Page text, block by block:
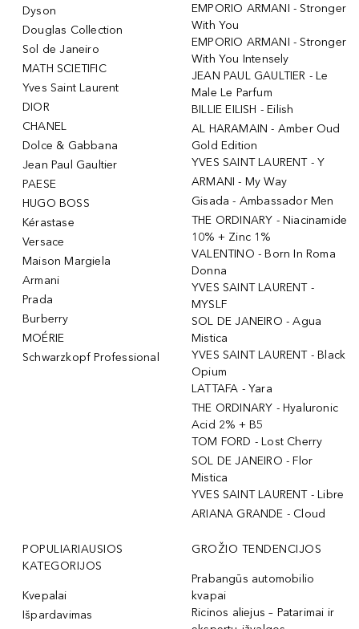
Dyson
Douglas Collection
Sol de Janeiro
MATH SCIETIFIC
Yves Saint Laurent
DIOR
CHANEL
Dolce & Gabbana
Jean Paul Gaultier
PAESE
HUGO BOSS
Kérastase
Versace
Maison Margiela
Armani
Prada
Burberry
MOÉRIE
Schwarzkopf Professional
EMPORIO ARMANI - Stronger
With You
EMPORIO ARMANI - Stronger
With You Intensely
JEAN PAUL GAULTIER - Le
Male Le Parfum
BILLIE EILISH - Eilish
AL HARAMAIN - Amber Oud
Gold Edition
YVES SAINT LAURENT - Y
ARMANI - My Way
Gisada - Ambassador Men
THE ORDINARY - Niacinamide
10% + Zinc 1%
VALENTINO - Born In Roma
Donna
YVES SAINT LAURENT -
MYSLF
SOL DE JANEIRO - Agua
Mistica
YVES SAINT LAURENT - Black
Opium
LATTAFA - Yara
THE ORDINARY - Hyaluronic
Acid 2% + B5
TOM FORD - Lost Cherry
SOL DE JANEIRO - Flor
Mistica
YVES SAINT LAURENT - Libre
ARIANA GRANDE - Cloud
POPULIARIAUSIOS
KATEGORIJOS
Kvepalai
Išpardavimas
GROŽIO TENDENCIJOS
Prabangūs automobilio
kvapai
Ricinos aliejus – Patarimai ir